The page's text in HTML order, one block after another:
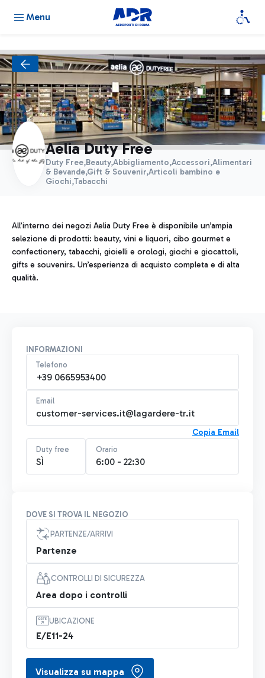
Menu
Aelia Duty Free
Duty Free,Beauty,Abbigliamento,Accessori,Alimentari
& Bevande,Gift & Souvenir,Articoli bambino e
Giochi,Tabacchi
All’interno dei negozi Aelia Duty Free è disponibile un’ampia
selezione di prodotti: beauty, vini e liquori, cibo gourmet e
confectionery, tabacchi, gioielli e orologi, giochi e giocattoli,
gifts e souvenirs. Un’esperienza di acquisto completa e di alta
qualità.
INFORMAZIONI
Telefono
+39 0665953400
Email
customer-services.it@lagardere-tr.it
Copia Email
Duty free
SÌ
Orario
6:00 - 22:30
DOVE SI TROVA IL NEGOZIO
PARTENZE/ARRIVI
Partenze
CONTROLLI DI SICUREZZA
Area dopo i controlli
UBICAZIONE
E/E11-24
Visualizza su mappa